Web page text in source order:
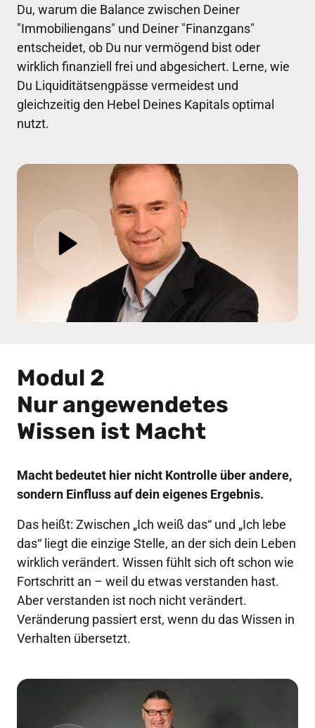
Du, warum die Balance zwischen Deiner
"Immobiliengans" und Deiner "Finanzgans"
entscheidet, ob Du nur vermögend bist oder
wirklich finanziell frei und abgesichert. Lerne, wie
Du Liquiditätsengpässe vermeidest und
gleichzeitig den Hebel Deines Kapitals optimal
nutzt.
Modul 2
Nur angewendetes
Wissen ist Macht
Macht bedeutet hier nicht Kontrolle über andere,
sondern Einfluss auf dein eigenes Ergebnis.
Das heißt: Zwischen „Ich weiß das“ und „Ich lebe
das“ liegt die einzige Stelle, an der sich dein Leben
wirklich verändert. Wissen fühlt sich oft schon wie
Fortschritt an – weil du etwas verstanden hast.
Aber verstanden ist noch nicht verändert.
Veränderung passiert erst, wenn du das Wissen in
Verhalten übersetzt.